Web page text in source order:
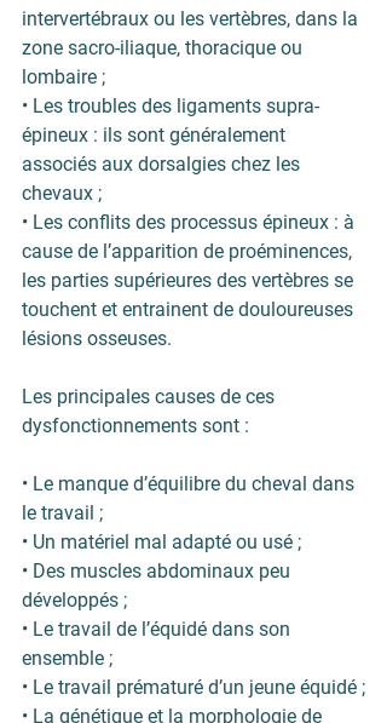
intervertébraux ou les vertèbres, dans la
zone sacro-iliaque, thoracique ou
lombaire ;
• Les troubles des ligaments supra-
épineux : ils sont généralement
associés aux dorsalgies chez les
chevaux ;
• Les conflits des processus épineux : à
cause de l’apparition de proéminences,
les parties supérieures des vertèbres se
touchent et entrainent de douloureuses
lésions osseuses.
Les principales causes de ces
dysfonctionnements sont :
• Le manque d’équilibre du cheval dans
le travail ;
• Un matériel mal adapté ou usé ;
• Des muscles abdominaux peu
développés ;
• Le travail de l’équidé dans son
ensemble ;
• Le travail prématuré d’un jeune équidé ;
• La génétique et la morphologie de